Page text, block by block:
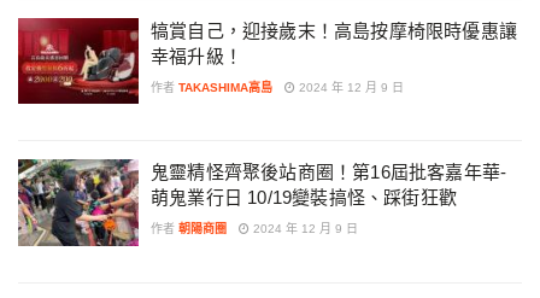
犒賞自己，迎接歲末！高島按摩椅限時優惠讓
幸福升級！
作者 TAKASHIMA高島 2024 年 12 月 9 日
鬼靈精怪齊聚後站商圈！第16屆批客嘉年華-
萌鬼業行日 10/19變裝搞怪、踩街狂歡
作者 朝陽商圈 2024 年 12 月 9 日